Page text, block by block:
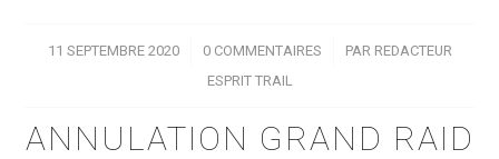
11 SEPTEMBRE 2020
/ 0 COMMENTAIRES
/ PAR REDACTEUR
ESPRIT TRAIL
ANNULATION GRAND RAID